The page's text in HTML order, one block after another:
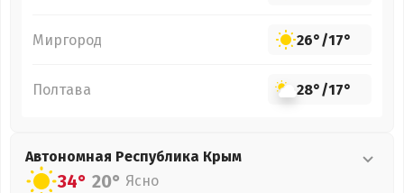
Миргород 26°/17°
Полтава 28°/17°
Автономная Республика Крым
34° 20° Ясно